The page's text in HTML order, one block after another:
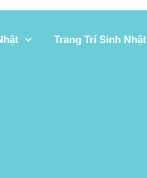
Trang Trí Sinh Nhật